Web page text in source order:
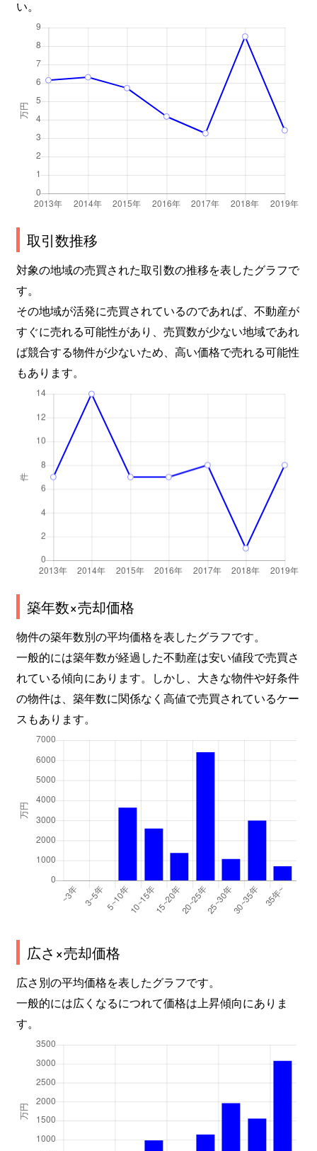
い。
取引数推移
対象の地域の売買された取引数の推移を表したグラフで
す。
その地域が活発に売買されているのであれば、不動産が
すぐに売れる可能性があり、売買数が少ない地域であれ
ば競合する物件が少ないため、高い価格で売れる可能性
もあります。
築年数×売却価格
物件の築年数別の平均価格を表したグラフです。
一般的には築年数が経過した不動産は安い値段で売買さ
れている傾向にあります。しかし、大きな物件や好条件
の物件は、築年数に関係なく高値で売買されているケー
スもあります。
広さ×売却価格
広さ別の平均価格を表したグラフです。
一般的には広くなるにつれて価格は上昇傾向にありま
す。